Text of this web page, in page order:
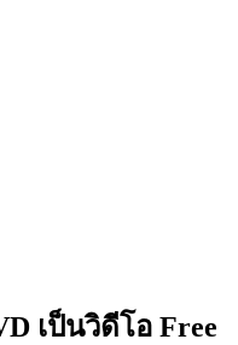
เป็นวิดีโอ Free